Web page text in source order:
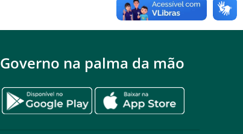
Governo na palma da mão